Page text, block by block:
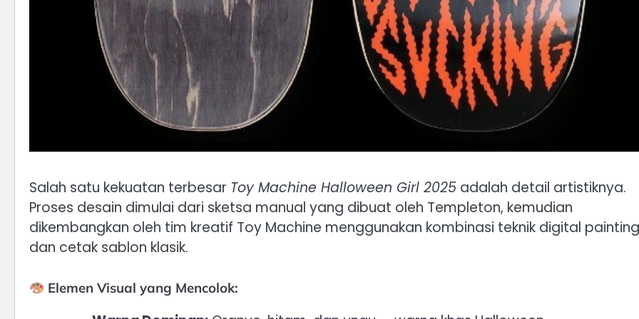
Salah satu kekuatan terbesar Toy Machine Halloween Girl 2025 adalah detail artistiknya.
Proses desain dimulai dari sketsa manual yang dibuat oleh Templeton, kemudian
dikembangkan oleh tim kreatif Toy Machine menggunakan kombinasi teknik digital painting
dan cetak sablon klasik.
Elemen Visual yang Mencolok: